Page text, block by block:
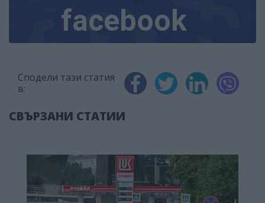
facebook
Сподели тази статия
в:
СВЪРЗАНИ СТАТИИ